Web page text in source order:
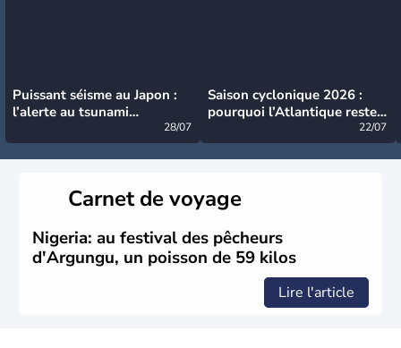
Puissant séisme au Japon :
l’alerte au tsunami
28/07
Saison cyclonique 2026 :
pourquoi l’Atlantique reste
22/07
Carnet de voyage
Nigeria: au festival des pêcheurs
d'Argungu, un poisson de 59 kilos
Lire l'article